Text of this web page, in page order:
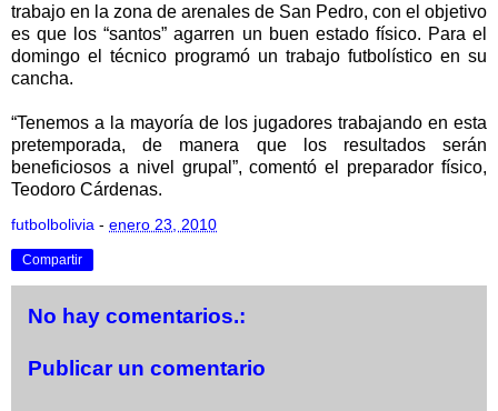
trabajo en la zona de arenales de San Pedro, con el objetivo
es que los “santos” agarren un buen estado físico. Para el
domingo el técnico programó un trabajo futbolístico en su
cancha.
“Tenemos a la mayoría de los jugadores trabajando en esta
pretemporada, de manera que los resultados serán
beneficiosos a nivel grupal”, comentó el preparador físico,
Teodoro Cárdenas.
futbolbolivia - enero 23, 2010
Compartir
No hay comentarios.:
Publicar un comentario